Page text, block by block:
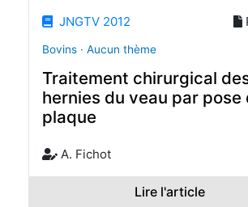
JNGTV 2012
Bovins · Aucun thème
Traitement chirurgical
hernies du veau par pose
plaque
A. Fichot
Lire l'article